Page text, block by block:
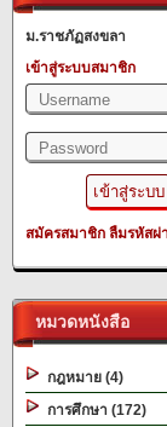
ม.ราชภัฏสงขลา
เข้าสู่ระบบสมาชิก
สมัครสมาชิก ลืมรหัสผ่
หมวดหนังสือ
กฎหมาย (4)
การศึกษา (172)